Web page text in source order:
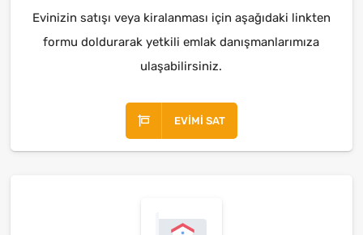
Evinizin satışı veya kiralanması için aşağıdaki linkten
formu doldurarak yetkili emlak danışmanlarımıza
ulaşabilirsiniz.
EVIMI SAT